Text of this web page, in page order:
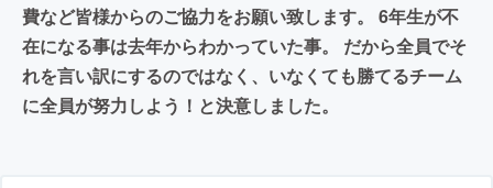
費など皆様からのご協力をお願い致します。 6年生が不
在になる事は去年からわかっていた事。 だから全員でそ
れを言い訳にするのではなく、いなくても勝てるチーム
に全員が努力しよう！と決意しました。